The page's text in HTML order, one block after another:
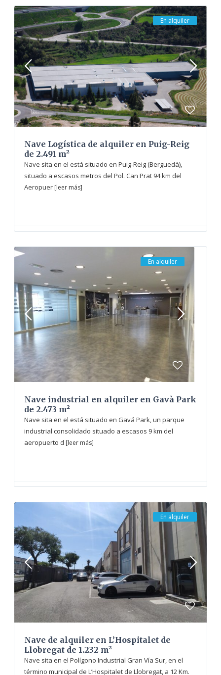
En alquiler
Nave Logística de alquiler en Puig-Reig
de 2.491 m²
Nave sita en el está situado en Puig-Reig (Berguedà),
situado a escasos metros del Pol. Can Prat 94 km del
Aeropuer [leer más]
En alquiler
Nave industrial en alquiler en Gavà Park
de 2.473 m²
Nave sita en el está situado en Gavá Park, un parque
industrial consolidado situado a escasos 9 km del
aeropuerto d [leer más]
En alquiler
Nave de alquiler en L’Hospitalet de
Llobregat de 1.232 m²
Nave sita en el Polígono Industrial Gran Vía Sur, en el
término municipal de L’Hospitalet de Llobregat, a 12 Km.